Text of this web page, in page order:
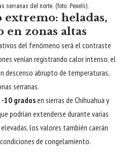
serranas del norte. (foto: Pexels).
heladas,
en zonas altas
del fenómeno será el contraste
venían registrando calor intenso, el
descenso abrupto de temperaturas,
serranas.
10 gradosen sierras de Chihuahua y
podrían extenderse durante varias
los valores también caerán
de congelamiento.